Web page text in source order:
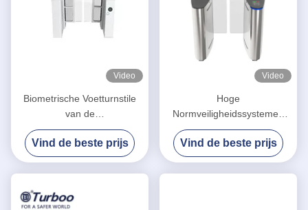
Video
Biometrische Voetturnstile
van de
Schommelingsbarrière Poort
2.0mm Koud Rolstaal Binnen
Vind de beste prijs
Video
Hoge
Normveiligheidssystemen
die snelheidssteeg voor
Slimme Bureauturnstile
glijden
Vind de beste prijs